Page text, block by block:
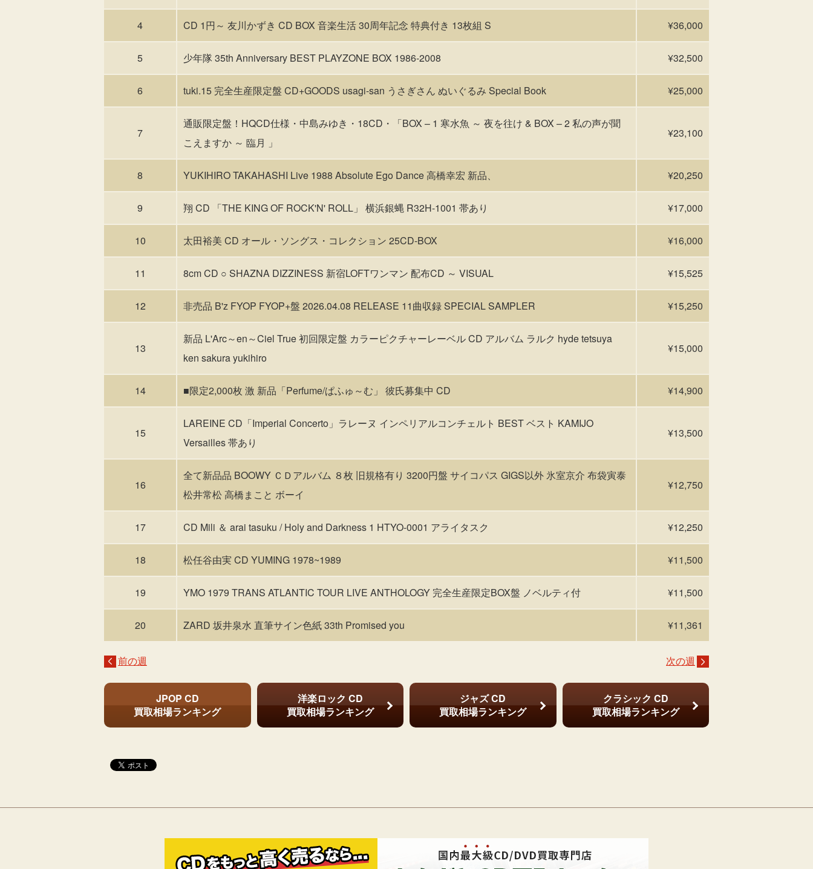
4 CD 1円～ 友川かずき CD BOX 音楽生活 30周年記念 特典付き 13枚組 S ¥36,000
5 少年隊 35th Anniversary BEST PLAYZONE BOX 1986-2008 ¥32,500
6 tuki.15 完全生産限定盤 CD+GOODS usagi-san うさぎさん ぬいぐるみ Special Book ¥25,000
7
通販限定盤！HQCD仕様・中島みゆき・18CD・「BOX – 1 寒水魚 ～ 夜を往け & BOX – 2 私の声が聞
こえますか ～ 臨月 」
¥23,100
8 YUKIHIRO TAKAHASHI Live 1988 Absolute Ego Dance 高橋幸宏 新品、 ¥20,250
9 翔 CD 「THE KING OF ROCK'N' ROLL」 横浜銀蝿 R32H-1001 帯あり ¥17,000
10 太田裕美 CD オール・ソングス・コレクション 25CD-BOX ¥16,000
11 8cm CD ○ SHAZNA DIZZINESS 新宿LOFTワンマン 配布CD ～ VISUAL ¥15,525
12 非売品 B'z FYOP FYOP+盤 2026.04.08 RELEASE 11曲収録 SPECIAL SAMPLER ¥15,250
13
新品 L'Arc～en～Ciel True 初回限定盤 カラーピクチャーレーベル CD アルバム ラルク hyde tetsuya
ken sakura yukihiro
¥15,000
14 ■限定2,000枚 激 新品「Perfume/ぱふゅ～む」 彼氏募集中 CD ¥14,900
15
LAREINE CD「Imperial Concerto」ラレーヌ インペリアルコンチェルト BEST ベスト KAMIJO
Versailles 帯あり
¥13,500
16
全て新品品 BOOWY ＣＤアルバム ８枚 旧規格有り 3200円盤 サイコパス GIGS以外 氷室京介 布袋寅泰
松井常松 高橋まこと ボーイ
¥12,750
17 CD Mili ＆ arai tasuku / Holy and Darkness 1 HTYO-0001 アライタスク ¥12,250
18 松任谷由実 CD YUMING 1978~1989 ¥11,500
19 YMO 1979 TRANS ATLANTIC TOUR LIVE ANTHOLOGY 完全生産限定BOX盤 ノベルティ付 ¥11,500
20 ZARD 坂井泉水 直筆サイン色紙 33th Promised you ¥11,361
前の週 次の週
JPOP CD
買取相場ランキング
洋楽ロック CD
買取相場ランキング
ジャズ CD
買取相場ランキング
クラシック CD
買取相場ランキング